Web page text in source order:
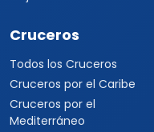
Cruceros
Todos los Cruceros
Cruceros por el Caribe
Cruceros por el
Mediterráneo